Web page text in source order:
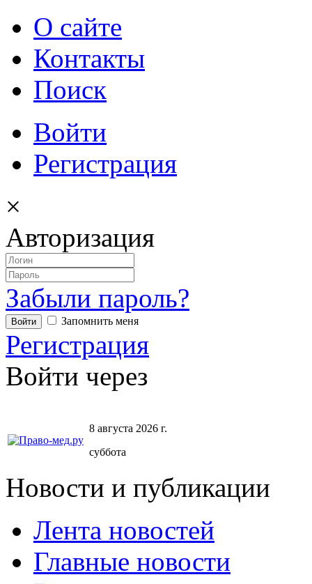
О сайте
Контакты
Поиск
Войти
Регистрация
×
Авторизация
Забыли пароль?
Запомнить меня
Регистрация
Войти через
8 августа 2026 г.
суббота
Новости и публикации
Лента новостей
Главные новости